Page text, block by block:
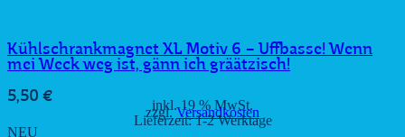
Kühlschrankmagnet XL Motiv 6 – Uffbasse! Wenn
mei Weck weg ist, gänn ich gräätzisch!
5,50 € inkl. 19 % MwSt.
zzgl.Versandkosten
Lieferzeit:1-2 Werktage
NEU